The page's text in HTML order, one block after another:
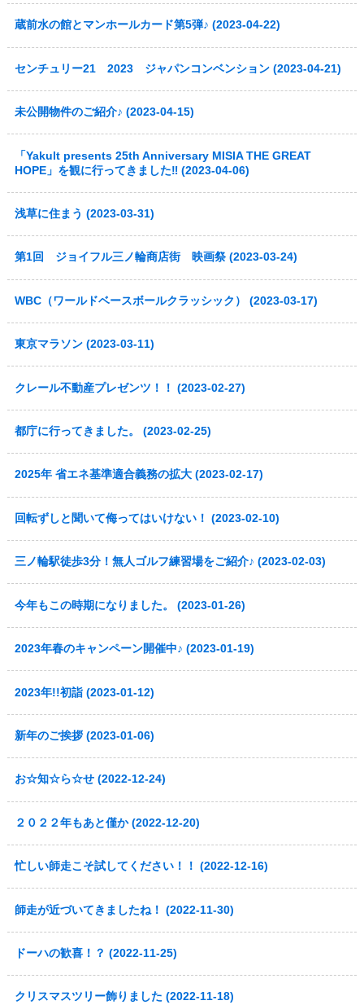
蔵前水の館とマンホールカード第5弾♪ (2023-04-22)
センチュリー21 2023 ジャパンコンベンション (2023-04-21)
未公開物件のご紹介♪ (2023-04-15)
「Yakult presents 25th Anniversary MISIA THE GREAT
HOPE」を観に行ってきました‼ (2023-04-06)
浅草に住まう (2023-03-31)
第1回 ジョイフル三ノ輪商店街 映画祭 (2023-03-24)
WBC（ワールドベースボールクラッシック） (2023-03-17)
東京マラソン (2023-03-11)
クレール不動産プレゼンツ！！ (2023-02-27)
都庁に行ってきました。 (2023-02-25)
2025年 省エネ基準適合義務の拡大 (2023-02-17)
回転ずしと聞いて侮ってはいけない！ (2023-02-10)
三ノ輪駅徒歩3分！無人ゴルフ練習場をご紹介♪ (2023-02-03)
今年もこの時期になりました。 (2023-01-26)
2023年春のキャンペーン開催中♪ (2023-01-19)
2023年!!初詣 (2023-01-12)
新年のご挨拶 (2023-01-06)
お☆知☆ら☆せ (2022-12-24)
２０２２年もあと僅か (2022-12-20)
忙しい師走こそ試してください！！ (2022-12-16)
師走が近づいてきましたね！ (2022-11-30)
ドーハの歓喜！？ (2022-11-25)
クリスマスツリー飾りました (2022-11-18)